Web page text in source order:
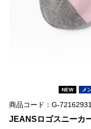
NEW メ
商品コード：G-
JEANSロゴスニーカ